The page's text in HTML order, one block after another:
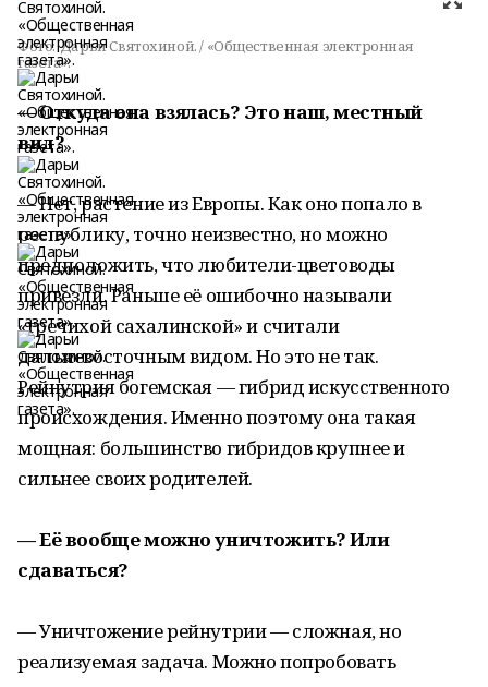
Фото: Дарьи Святохиной. / «Общественная электронная
газета».
— Откуда она взялась? Это наш, местный
вид?
— Нет, растение из Европы. Как оно попало в
республику, точно неизвестно, но можно
предположить, что любители-цветоводы
привезли. Раньше её ошибочно называли
«гречихой сахалинской» и считали
дальневосточным видом. Но это не так.
Рейнутрия богемская — гибрид искусственного
происхождения. Именно поэтому она такая
мощная: большинство гибридов крупнее и
сильнее своих родителей.
— Её вообще можно уничтожить? Или
сдаваться?
— Уничтожение рейнутрии — сложная, но
реализуемая задача. Можно попробовать